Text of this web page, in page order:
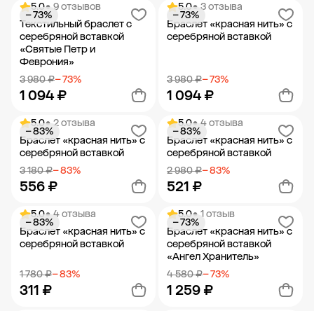
Добавить в корзину Добавить в корзину
5.0• 9 отзывов
Текстильный браслет с
серебряной вставкой
«Святые Петр и
Феврония»
3 980 ₽− 73%
1 094 ₽
− 73%
Добавить в корзину
5.0• 3 отзыва
Браслет «красная нить» с
серебряной вставкой
3 980 ₽− 73%
1 094 ₽
− 73%
Добавить в корзину
5.0• 2 отзыва
Браслет «красная нить» с
серебряной вставкой
3 180 ₽− 83%
556 ₽
− 83%
Добавить в корзину
5.0• 4 отзыва
Браслет «красная нить» с
серебряной вставкой
2 980 ₽− 83%
521 ₽
− 83%
Добавить в корзину
5.0• 4 отзыва
Браслет «красная нить» с
серебряной вставкой
1 780 ₽− 83%
311 ₽
− 83%
5.0• 1 отзыв
Браслет «красная нить» с
серебряной вставкой
«Ангел Хранитель»
4 580 ₽− 73%
1 259 ₽
− 73%